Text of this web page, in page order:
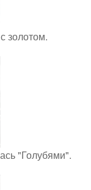
золотом.
"Голубями".